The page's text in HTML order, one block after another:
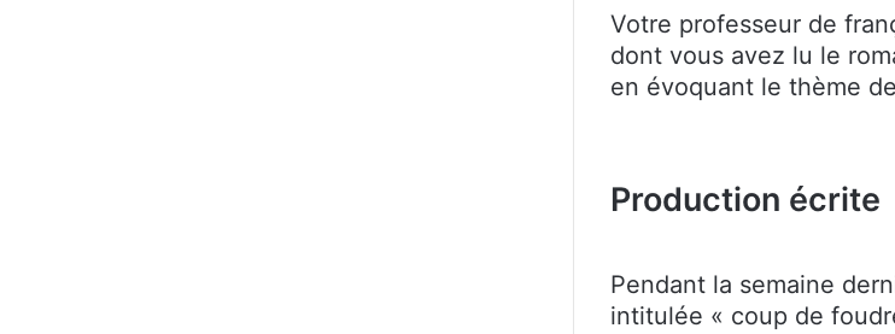
Votre professeur de
dont vous avez lu le
en évoquant le thème
Production écrite
Pendant la semaine
intitulée « coup de